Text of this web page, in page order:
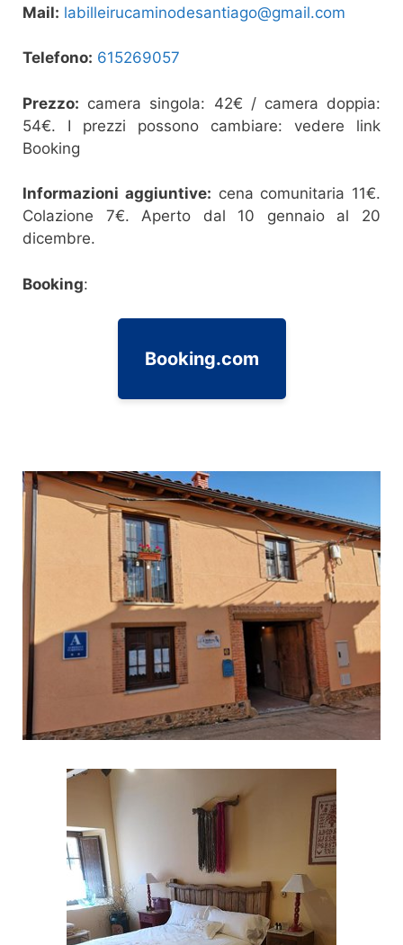
Mail: labilleirucaminodesantiago@gmail.com
Telefono: 615269057
Prezzo: camera singola: 42€ / camera doppia:
54€. I prezzi possono cambiare: vedere link
Booking
Informazioni aggiuntive: cena comunitaria 11€.
Colazione 7€. Aperto dal 10 gennaio al 20
dicembre.
Booking:
Booking.com